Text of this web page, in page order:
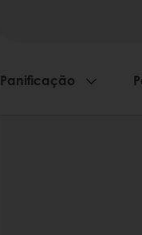
Panificação